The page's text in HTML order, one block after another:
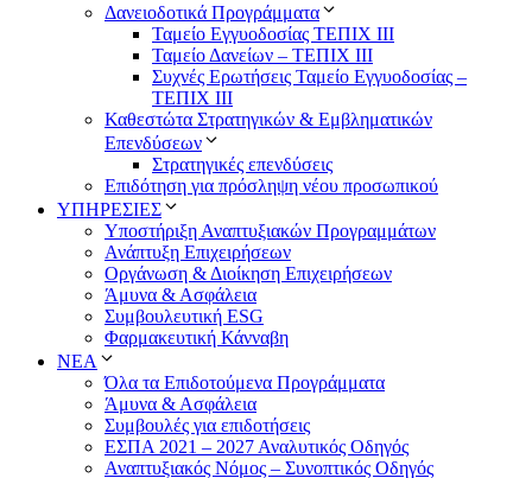
Δανειοδοτικά Προγράμματα
Ταμείο Εγγυοδοσίας ΤΕΠΙΧ ΙΙΙ
Ταμείο Δανείων – ΤΕΠΙΧ ΙΙΙ
Συχνές Ερωτήσεις Ταμείο Εγγυοδοσίας –
ΤΕΠΙΧ ΙΙΙ
Καθεστώτα Στρατηγικών & Εμβληματικών
Επενδύσεων
Στρατηγικές επενδύσεις
Επιδότηση για πρόσληψη νέου προσωπικού
ΥΠΗΡΕΣΙΕΣ
Υποστήριξη Αναπτυξιακών Προγραμμάτων
Ανάπτυξη Επιχειρήσεων
Οργάνωση & Διοίκηση Επιχειρήσεων
Άμυνα & Ασφάλεια
Συμβουλευτική ESG
Φαρμακευτική Κάνναβη
ΝΕΑ
Όλα τα Επιδοτούμενα Προγράμματα
Άμυνα & Ασφάλεια
Συμβουλές για επιδοτήσεις
ΕΣΠΑ 2021 – 2027 Αναλυτικός Οδηγός
Αναπτυξιακός Νόμος – Συνοπτικός Οδηγός